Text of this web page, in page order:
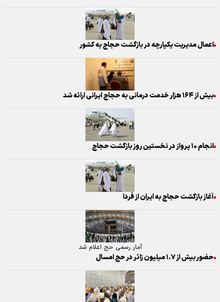
اعمال مدیریت یکپارچه در بازگشت حجاج به کشور
بیش از ۱۶۴ هزار خدمت درمانی به حجاج ایرانی ارائه شد
انجام ۱۰ پرواز در نخستین روز بازگشت حجاج
آغاز بازگشت حجاج به ایران از فردا
آمار رسمی حج اعلام شد
حضور بیش از ۱.۷ میلیون زائر در حج امسال